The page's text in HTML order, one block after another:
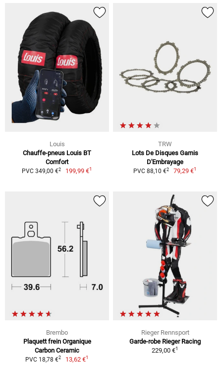
Louis
Chauffe-pneus Louis BT
Comfort
PVC 349,00 €2 199,99 €1
TRW
Lots De Disques Garnis
D'Embrayage
PVC 88,10 €2 79,29 €1
Brembo
Plaquett frein Organique
Carbon Ceramic
PVC 18,78 €2 13,62 €1
Rieger Rennsport
Garde-robe Rieger Racing
229,00 €1